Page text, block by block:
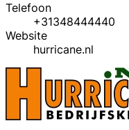
Telefoon
+31348444440
Website
hurricane.nl